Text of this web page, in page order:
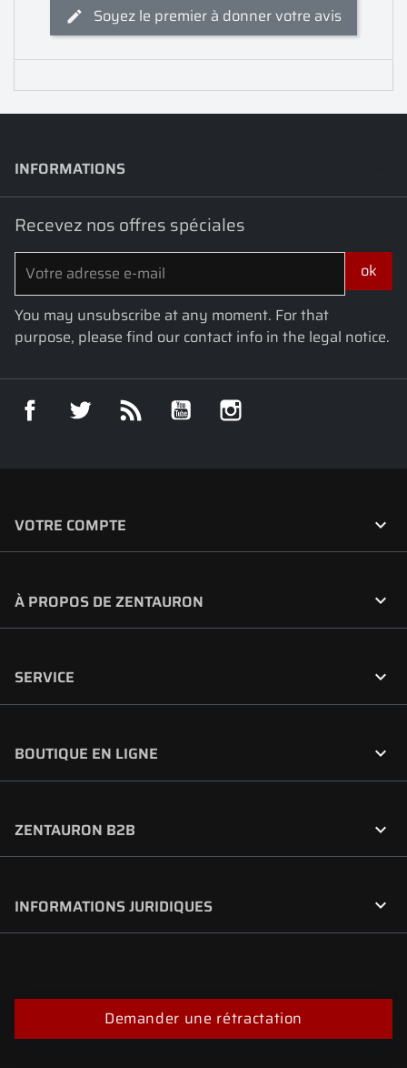
Soyez le premier à donner votre avis
INFORMATIONS
Recevez nos offres spéciales
You may unsubscribe at any moment. For that
purpose, please find our contact info in the legal notice.
Facebook Twitter YouTube
VOTRE COMPTE 
À PROPOS DE ZENTAURON 
SERVICE 
BOUTIQUE EN LIGNE 
ZENTAURON B2B 
INFORMATIONS JURIDIQUES 
Demander une rétractation